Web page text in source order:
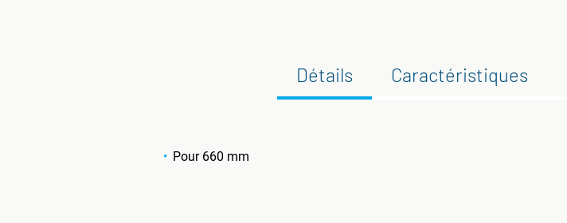
Détails Caractéristiques
Pour 660 mm